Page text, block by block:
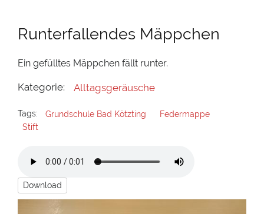
Runterfallendes Mäppchen
Ein gefülltes Mäppchen fällt runter.
Kategorie: Alltagsgeräusche
Tags: Grundschule Bad Kötzting
Federmappe
Stift
Download